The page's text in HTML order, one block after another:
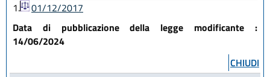
1.
01/12/2017
Data di pubblicazione della legge modificante :
14/06/2024
CHIUDI